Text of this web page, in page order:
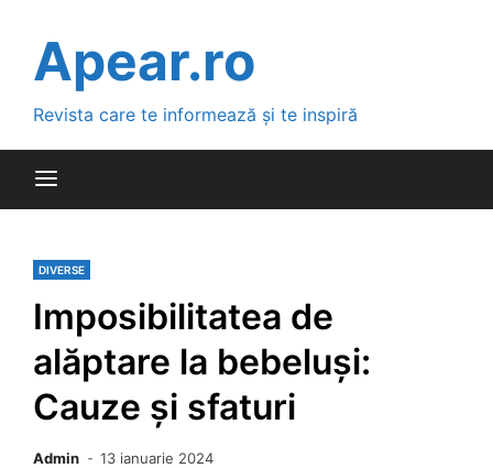
contentApear.ro
Revista care te informează și te inspiră
DIVERSE
Imposibilitatea de
alăptare la bebeluși:
Cauze și sfaturi
Admin 13 ianuarie 2024